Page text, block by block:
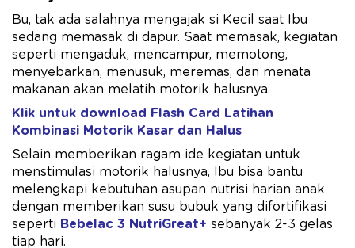
Bu, tak ada salahnya mengajak si Kecil saat Ibu
sedang memasak di dapur. Saat memasak, kegiatan
seperti mengaduk, mencampur, memotong,
menyebarkan, menusuk, meremas, dan menata
makanan akan melatih motorik halusnya.
Klik untuk download Flash Card Latihan
Kombinasi Motorik Kasar dan Halus
Selain memberikan ragam ide kegiatan untuk
menstimulasi motorik halusnya, Ibu bisa bantu
melengkapi kebutuhan asupan nutrisi harian anak
dengan memberikan susu bubuk yang difortifikasi
seperti Bebelac 3 NutriGreat+ sebanyak 2-3 gelas
tiap hari.